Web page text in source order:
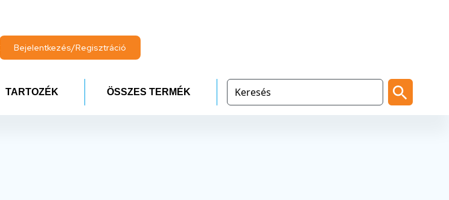
Bejelentkezés/Regisztráció
TARTOZÉK ÖSSZES TERMÉK